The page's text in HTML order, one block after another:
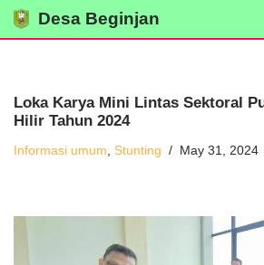
content
Desa Beginjan
Loka Karya Mini Lintas Sektoral
Hilir Tahun 2024
Informasi umum, Stunting May 31, 2024